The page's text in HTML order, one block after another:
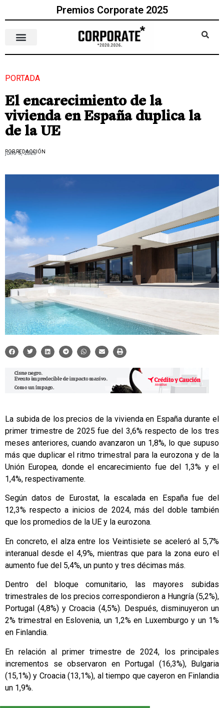
Premios Corporate 2025
PORTADA
El encarecimiento de la
vivienda en España duplica la
de la UE
POR REDACCIÓN
julio 5, 2025
La subida de los precios de la vivienda en España durante el
primer trimestre de 2025 fue del 3,6% respecto de los tres
meses anteriores, cuando avanzaron un 1,8%, lo que supuso
más que duplicar el ritmo trimestral para la eurozona y de la
Unión Europea, donde el encarecimiento fue del 1,3% y el
1,4%, respectivamente.
Según datos de Eurostat, la escalada en España fue del
12,3% respecto a inicios de 2024, más del doble también
que los promedios de la UE y la eurozona.
En concreto, el alza entre los Veintisiete se aceleró al 5,7%
interanual desde el 4,9%, mientras que para la zona euro el
aumento fue del 5,4%, un punto y tres décimas más.
Dentro del bloque comunitario, las mayores subidas
trimestrales de los precios correspondieron a Hungría (5,2%),
Portugal (4,8%) y Croacia (4,5%). Después, disminuyeron un
2% trimestral en Eslovenia, un 1,2% en Luxemburgo y un 1%
en Finlandia.
En relación al primer trimestre de 2024, los principales
incrementos se observaron en Portugal (16,3%), Bulgaria
(15,1%) y Croacia (13,1%), al tiempo que cayeron en Finlandia
un 1,9%.